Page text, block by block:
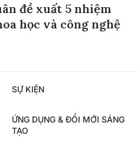
đề xuất 5 nhiệm
học và công nghệ
SỰ KIỆN
ỨNG DỤNG & ĐỔI MỚI SÁNG
TẠO